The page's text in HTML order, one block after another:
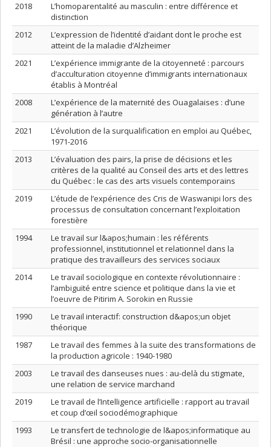
2018
L’homoparentalité au masculin : entre différence et
distinction
2012
L’expression de l’identité d’aidant dont le proche est
atteint de la maladie d’Alzheimer
2021
L’expérience immigrante de la citoyenneté : parcours
d’acculturation citoyenne d’immigrants internationaux
établis à Montréal
2008
L’expérience de la maternité des Ouagalaises : d’une
génération à l’autre
2021
L’évolution de la surqualification en emploi au Québec,
1971-2016
2013
L’évaluation des pairs, la prise de décisions et les
critères de la qualité au Conseil des arts et des lettres
du Québec : le cas des arts visuels contemporains
2019
L’étude de l’expérience des Cris de Waswanipi lors des
processus de consultation concernant l’exploitation
forestière
1994
Le travail sur l&apos;humain : les référents
professionnel, institutionnel et relationnel dans la
pratique des travailleurs des services sociaux
2014
Le travail sociologique en contexte révolutionnaire :
l’ambiguïté entre science et politique dans la vie et
l’oeuvre de Pitirim A. Sorokin en Russie
1990
Le travail interactif: construction d&apos;un objet
théorique
1987
Le travail des femmes à la suite des transformations de
la production agricole : 1940-1980
2003
Le travail des danseuses nues : au-delà du stigmate,
une relation de service marchand
2019
Le travail de l’Intelligence artificielle : rapport au travail
et coup d’œil sociodémographique
1993
Le transfert de technologie de l&apos;informatique au
Brésil : une approche socio-organisationnelle